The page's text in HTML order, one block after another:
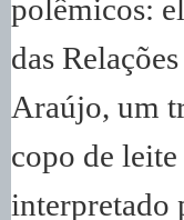
polêmicos:
das
Araújo, um
copo de
interpretado